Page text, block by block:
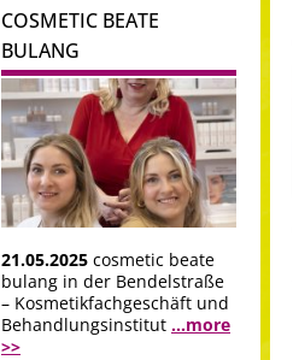
COSMETIC BEATE
BULANG
21.05.2025 cosmetic beate
bulang in der Bendelstraße
– Kosmetikfachgeschäft und
Behandlungsinstitut ...more
>>